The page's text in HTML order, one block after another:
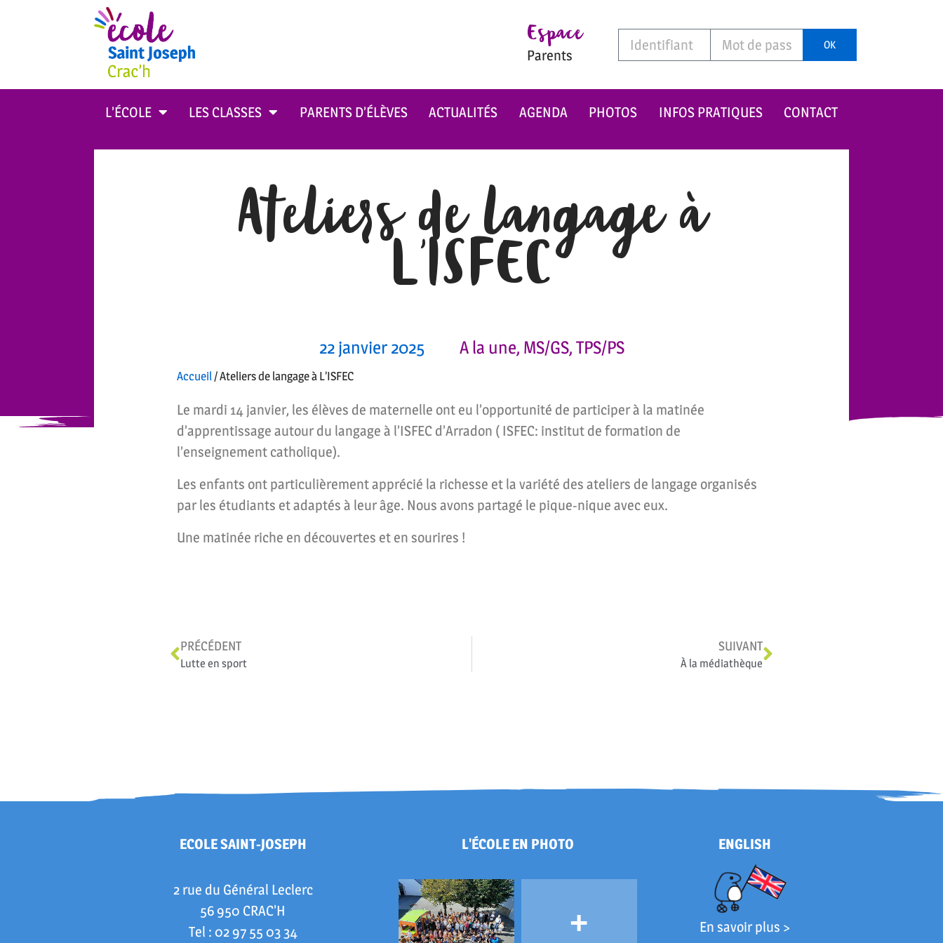
Espace
Parents
OK
L’ÉCOLE LES CLASSES PARENTS D’ÉLÈVES ACTUALITÉS AGENDA PHOTOS INFOS PRATIQUES CONTACT
Ateliers de langage à
L’ISFEC
22 janvier 2025 A la une, MS/GS, TPS/PS
Accueil/Ateliers de langage à L’ISFEC
Le mardi 14 janvier, les élèves de maternelle ont eu l’opportunité de participer à la matinée
d’apprentissage autour du langage à l’ISFEC d’Arradon ( ISFEC: institut de formation de
l’enseignement catholique).
Les enfants ont particulièrement apprécié la richesse et la variété des ateliers de langage organisés
par les étudiants et adaptés à leur âge. Nous avons partagé le pique-nique avec eux.
Une matinée riche en découvertes et en sourires !
PRÉCÉDENT
Lutte en sport
SUIVANT
À la médiathèque
ECOLE SAINT-JOSEPH
2 rue du Général Leclerc
56 950 CRAC'H
Tel : 02 97 55 03 34
L'ÉCOLE EN PHOTO
+
ENGLISH
En savoir plus >